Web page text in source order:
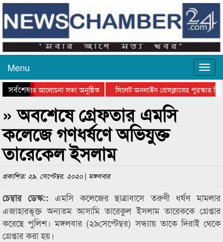
Menu
সর্বশেষ
দিবসের আলোচনা সভা অনুষ্ঠিত
সিলেট অনলাইন প্রেসক্লাবের পুরস্কার
কানাইঘাটের কিশোর আহাদের খুনি
» অবশেষে গ্রেফতার এমসি
কলেজে গণধর্ষণে অভিযুক্ত
তারেকেল ইসলাম
প্রকাশিত: ২৯. সেপ্টেম্বর. ২০২০ | মঙ্গলবার
চেম্বার ডেস্ক:: এমসি কলেজের ছাত্রাবাসে তরুণী ধর্ষণ মামলার
এজাহারভূক্ত অন্যতম আসামি তারেকুল ইসলাম তারেককে গ্রেপ্তার
করেছে পুলিশ। মঙ্গলবার (২৯সেপ্টেম্বর) সন্ধ্যায় তাকে দিরাই থেকে
গ্রেপ্তার করা হয়।